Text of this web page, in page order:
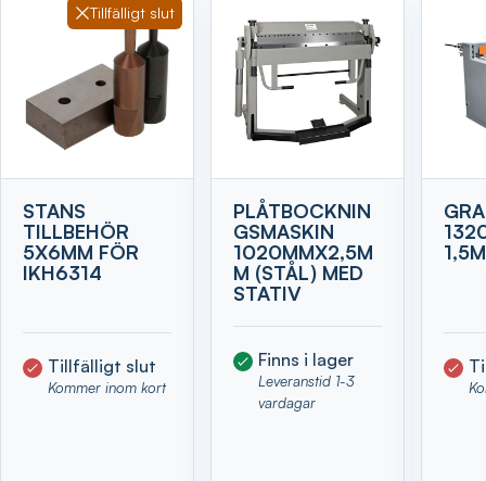
Tillfälligt slut
STANS
TILLBEHÖR
5X6MM FÖR
IKH6314
Tillfälligt slut
Kommer inom kort
PLÅTBOCKNIN
GSMASKIN
1020MMX2,5M
M (STÅL) MED
STATIV
Finns i lager
Leveranstid 1-3
vardagar